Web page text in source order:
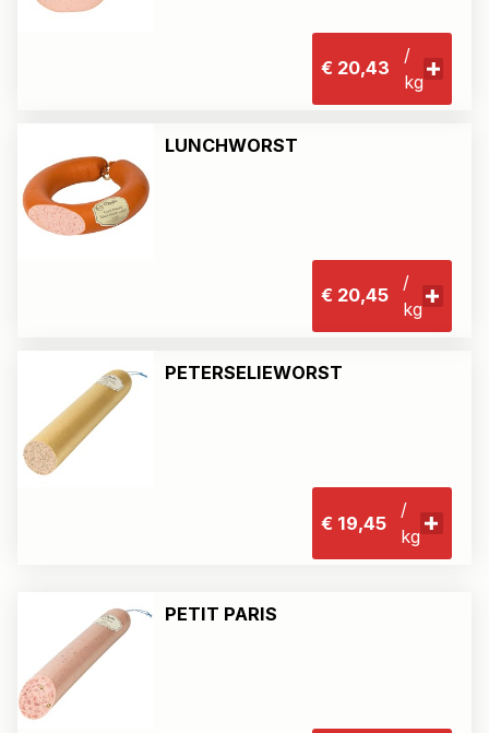
€ 20,43
/
kg
LUNCHWORST
€ 20,45
/
kg
PETERSELIEWORST
€ 19,45
/
kg
PETIT PARIS